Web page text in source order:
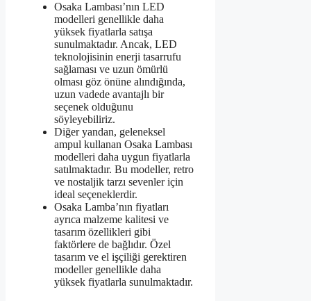
Osaka Lambası’nın LED
modelleri genellikle daha
yüksek fiyatlarla satışa
sunulmaktadır. Ancak, LED
teknolojisinin enerji tasarrufu
sağlaması ve uzun ömürlü
olması göz önüne alındığında,
uzun vadede avantajlı bir
seçenek olduğunu
söyleyebiliriz.
Diğer yandan, geleneksel
ampul kullanan Osaka Lambası
modelleri daha uygun fiyatlarla
satılmaktadır. Bu modeller, retro
ve nostaljik tarzı sevenler için
ideal seçeneklerdir.
Osaka Lamba’nın fiyatları
ayrıca malzeme kalitesi ve
tasarım özellikleri gibi
faktörlere de bağlıdır. Özel
tasarım ve el işçiliği gerektiren
modeller genellikle daha
yüksek fiyatlarla sunulmaktadır.